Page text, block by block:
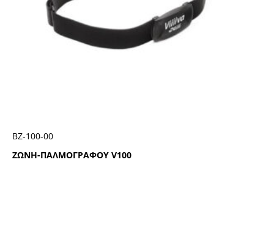
ΖΩΝΗ-ΠΑΛΜΟΓΡΑΦΟΥ V100
ΒΖ-100-00